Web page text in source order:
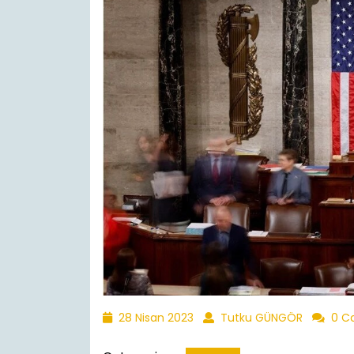
28 Nisan 2023 28
2023
Tutku GÜNGÖR Tutku0